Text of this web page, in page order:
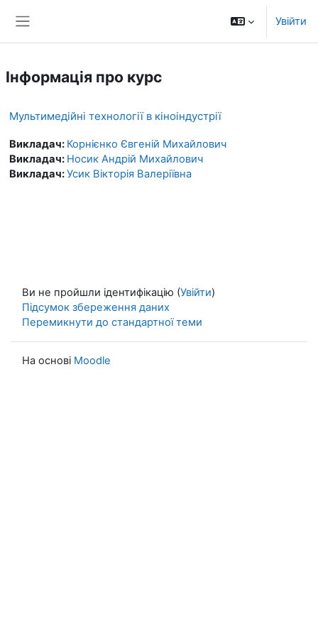
Увійти
Інформація про курс
Мультимедійні технології в кіноіндустрії
Викладач: Корнієнко Євгеній Михайлович
Викладач: Носик Андрій Михайлович
Викладач:Усик Вікторія Валеріївна
Ви не пройшли ідентифікацію (Увійти)
Підсумок збереження даних
Перемикнути до стандартної теми
На основі Moodle